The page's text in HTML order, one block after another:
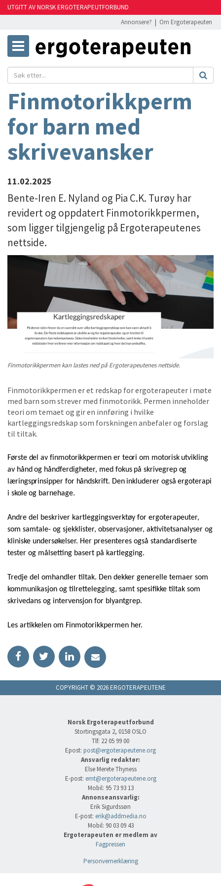
UTGITT AV NORSK ERGOTERAPEUTFORBUND
Annonsere? | Om Ergoterapeuten
Finmotorikkperm
for barn med
skrivevansker
11.02.2025
Bente-Iren E. Nyland og Pia C.K. Turøy har
revidert og oppdatert Finmotorikkpermen,
som ligger tilgjengelig på Ergoterapeutenes
nettside.
Finmotorikkpermen kan lastes ned på Ergoterapeutenes nettside.
Finmotorikkpermen er et redskap for ergoterapeuter i møte
med barn som strever med finmotorikk. Permen inneholder
teori om temaet og gir en innføring i hvilke
kartleggingsredskap som forskningen anbefaler og forslag
til tiltak.
Første del av finmotorikkpermen er teori om motorisk utvikling
av hånd og håndferdigheter, med fokus på skrivegrep og
læringsprinsipper for håndskrift. Den inkluderer også ergoterapi
i skole og barnehage.
Andre del beskriver kartleggingsverktøy for ergoterapeuter,
som samtale- og sjekklister, observasjoner, aktivitetsanalyser og
kliniske undersøkelser. Her presenteres også standardiserte
tester og målsetting basert på kartlegging.
Tredje del omhandler tiltak. Den dekker generelle temaer som
kommunikasjon og tilrettelegging, samt spesifikke tiltak som
skrivedans og intervensjon for blyantgrep.
Les artikkelen om Finmotorikkpermen her.
FacebookTwitterLinkedInKontakt
COPYRIGHT © 2026 ERGOTERAPEUTENE
Norsk Ergoterapeutforbund
Stortingsgata 2, 0158 OSLO
Tlf: 22 05 99 00
Epost: post@ergoterapeutene.org
Ansvarlig redaktør:
Else Merete Thyness
E-post: emt@ergoterapeutene.org
Mobil: 95 73 93 13
Annonseansvarlig:
Erik Sigurdssøn
E-post: erik@addmedia.no
Mobil: 90 03 09 43
Ergoterapeuten er medlem av
Fagpressen
Personvernerklæring